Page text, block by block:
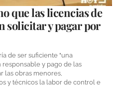
que las licencias de
solicitar y pagar por
de ser suficiente "una
y pago de las
las obras menores,
y técnicos la labor de control e